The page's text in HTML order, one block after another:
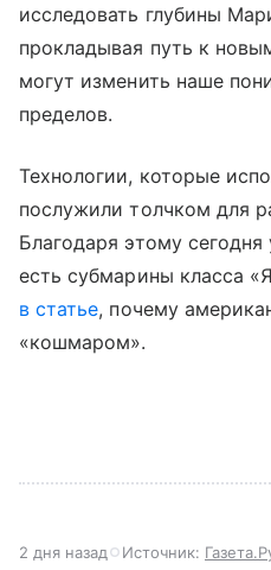
исследовать глубины
прокладывая путь к
могут изменить наше
пределов.
Технологии, которые
послужили толчком для
Благодаря этому
есть субмарины класса
в статье, почему
«кошмаром».
2 дня назад Источник: